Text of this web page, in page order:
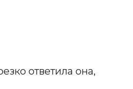
ответила она,